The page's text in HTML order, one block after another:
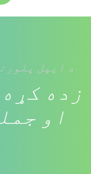
د ایپل
زده
او